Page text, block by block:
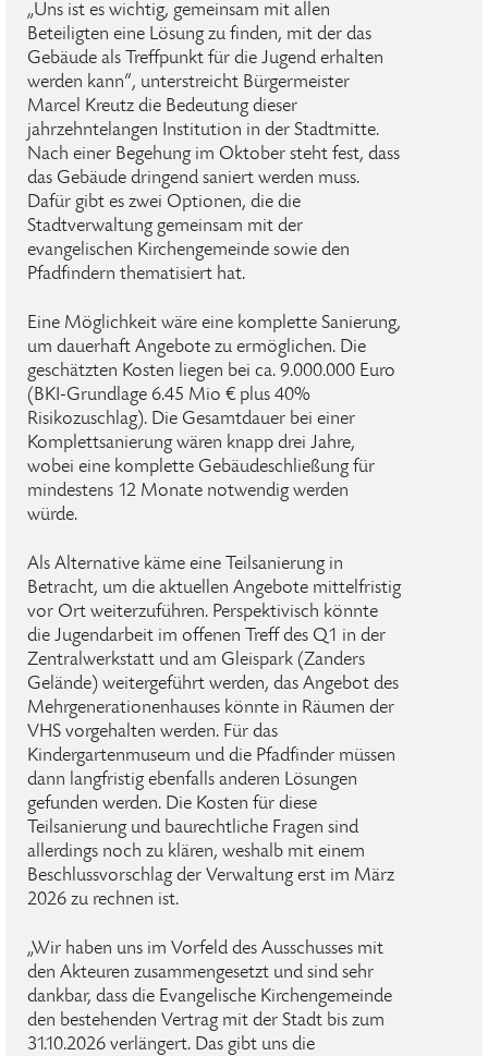
„Uns ist es wichtig, gemeinsam mit allen
Beteiligten eine Lösung zu finden, mit der das
Gebäude als Treffpunkt für die Jugend erhalten
werden kann“, unterstreicht Bürgermeister
Marcel Kreutz die Bedeutung dieser
jahrzehntelangen Institution in der Stadtmitte.
Nach einer Begehung im Oktober steht fest, dass
das Gebäude dringend saniert werden muss.
Dafür gibt es zwei Optionen, die die
Stadtverwaltung gemeinsam mit der
evangelischen Kirchengemeinde sowie den
Pfadfindern thematisiert hat.
Eine Möglichkeit wäre eine komplette Sanierung,
um dauerhaft Angebote zu ermöglichen. Die
geschätzten Kosten liegen bei ca. 9.000.000 Euro
(BKI-Grundlage 6.45 Mio € plus 40%
Risikozuschlag). Die Gesamtdauer bei einer
Komplettsanierung wären knapp drei Jahre,
wobei eine komplette Gebäudeschließung für
mindestens 12 Monate notwendig werden
würde.
Als Alternative käme eine Teilsanierung in
Betracht, um die aktuellen Angebote mittelfristig
vor Ort weiterzuführen. Perspektivisch könnte
die Jugendarbeit im offenen Treff des Q1 in der
Zentralwerkstatt und am Gleispark (Zanders
Gelände) weitergeführt werden, das Angebot des
Mehrgenerationenhauses könnte in Räumen der
VHS vorgehalten werden. Für das
Kindergartenmuseum und die Pfadfinder müssen
dann langfristig ebenfalls anderen Lösungen
gefunden werden. Die Kosten für diese
Teilsanierung und baurechtliche Fragen sind
allerdings noch zu klären, weshalb mit einem
Beschlussvorschlag der Verwaltung erst im März
2026 zu rechnen ist.
„Wir haben uns im Vorfeld des Ausschusses mit
den Akteuren zusammengesetzt und sind sehr
dankbar, dass die Evangelische Kirchengemeinde
den bestehenden Vertrag mit der Stadt bis zum
31.10.2026 verlängert. Das gibt uns die